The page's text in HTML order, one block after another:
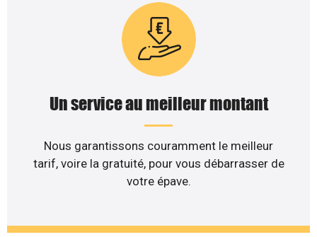
Un service au meilleur montant
Nous garantissons couramment le meilleur
tarif, voire la gratuité, pour vous débarrasser de
votre épave.